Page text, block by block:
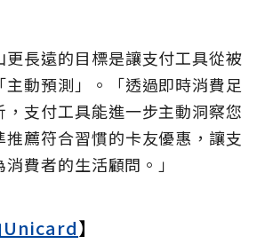
長遠的目標是讓支付工具從被
動預測」。「透過即時消費足
，支付工具能進一步主動洞察您
推薦符合習慣的卡友優惠，讓支
費者的生活顧問。」
Unicard】